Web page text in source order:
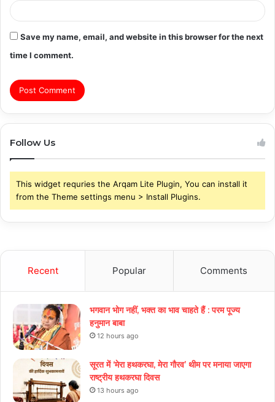
Save my name, email, and website in this browser for the next
time I comment.
Follow Us
This widget requries the Arqam Lite Plugin, You can install it
from the Theme settings menu > Install Plugins.
Recent Popular Comments
भगवान भोग नहीं, भक्त का भाव चाहते हैं : परम पूज्य
हनुमान बाबा
12 hours ago
सूरत में ‘मेरा हथकरघा, मेरा गौरव’ थीम पर मनाया जाएगा
राष्ट्रीय हथकरघा दिवस
13 hours ago